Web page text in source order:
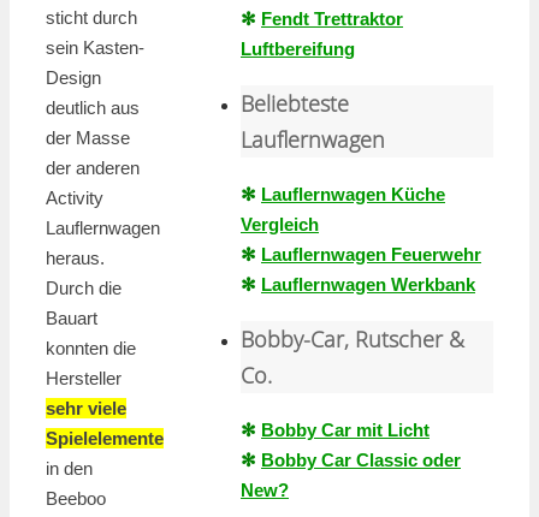
sticht durch
sein Kasten-
Design
deutlich aus
der Masse
der anderen
Activity
Lauflernwagen
heraus.
Durch die
Bauart
konnten die
Hersteller
sehr viele
Spielelemente
in den
Beeboo
✻ Fendt Trettraktor
Luftbereifung
Beliebteste
Lauflernwagen
✻ Lauflernwagen Küche
Vergleich
✻ Lauflernwagen Feuerwehr
✻ Lauflernwagen Werkbank
Bobby-Car, Rutscher &
Co.
✻ Bobby Car mit Licht
✻ Bobby Car Classic oder
New?